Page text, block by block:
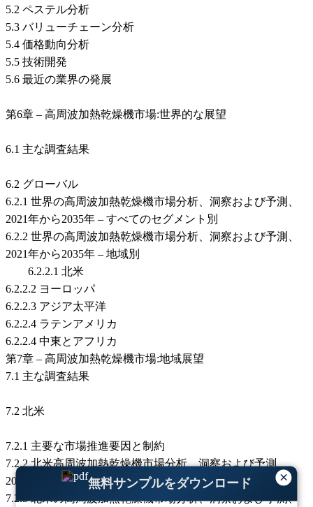
×
無料サンプルをダウンロード
5.2 ペステル分析
5.3 バリューチェーン分析
5.4 価格動向分析
5.5 技術開発
5.6 最近の業界の発展
第6章 – 高周波加熱乾燥機市場:世界的な展望
6.1 主な調査結果
6.2 グローバル
6.2.1 世界の高周波加熱乾燥機市場分析、洞察および予測、
2021年から2035年 – すべてのセグメント別
6.2.2 世界の高周波加熱乾燥機市場分析、洞察および予測、
2021年から2035年 – 地域別
6.2.2.1 北米
6.2.2.2 ヨーロッパ
6.2.2.3 アジア太平洋
6.2.2.4 ラテンアメリカ
6.2.2.4 中東とアフリカ
第7章 – 高周波加熱乾燥機市場:地域展望
7.1 主な調査結果
7.2 北米
7.2.1 主要な市場推進要因と制約
7.2.2 北米高周波加熱乾燥機市場分析、洞察および予測、
2021年から2035年 – すべてのセグメント別
7.2.3 北米の高周波加熱乾燥機市場分析、洞察および予測、